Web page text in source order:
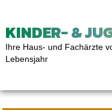
KINDER- &
Ihre Haus- und Fachärzte
Lebensjahr